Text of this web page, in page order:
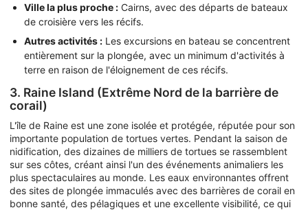
Ville la plus proche : Cairns, avec des départs de bateaux
de croisière vers les récifs.
Autres activités : Les excursions en bateau se concentrent
entièrement sur la plongée, avec un minimum d'activités à
terre en raison de l'éloignement de ces récifs.
3. Raine Island (Extrême Nord de la barrière de
corail)
L'île de Raine est une zone isolée et protégée, réputée pour son
importante population de tortues vertes. Pendant la saison de
nidification, des dizaines de milliers de tortues se rassemblent
sur ses côtes, créant ainsi l'un des événements animaliers les
plus spectaculaires au monde. Les eaux environnantes offrent
des sites de plongée immaculés avec des barrières de corail en
bonne santé, des pélagiques et une excellente visibilité, ce qui